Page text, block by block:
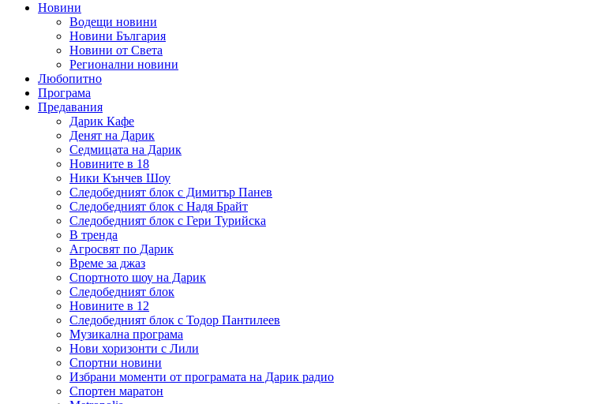
Новини
Водещи новини
Новини България
Новини от Света
Регионални новини
Любопитно
Програма
Предавания
Дарик Кафе
Денят на Дарик
Седмицата на Дарик
Новините в 18
Ники Кънчев Шоу
Следобедният блок с Димитър Панев
Следобедният блок с Надя Брайт
Следобедният блок с Гери Турийска
В тренда
Агросвят по Дарик
Време за джаз
Спортното шоу на Дарик
Следобедният блок
Новините в 12
Следобедният блок с Тодор Пантилеев
Музикална програма
Нови хоризонти с Лили
Спортни новини
Избрани моменти от програмата на Дарик радио
Спортен маратон